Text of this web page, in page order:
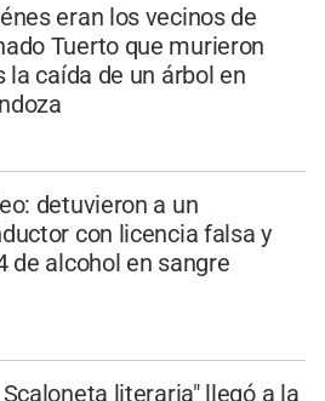
eran los vecinos de
Tuerto que murieron
la caída de un árbol en
detuvieron a un
con licencia falsa y
de alcohol en sangre
Scaloneta literaria" llegó a la